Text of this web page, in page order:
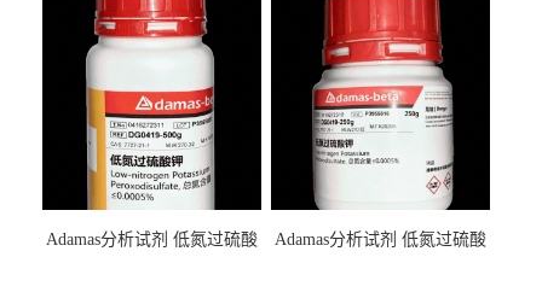
Adamas分析试剂 低氮过硫酸
Adamas分析试剂 低氮过硫酸